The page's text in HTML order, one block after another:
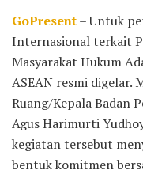
GoPresent– Untuk
Internasional terkait
Masyarakat Hukum
ASEAN resmi digelar.
Ruang/Kepala Badan
Agus Harimurti
kegiatan tersebut
bentuk komitmen